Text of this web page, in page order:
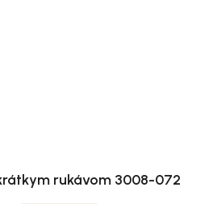
rukávom 3008-072